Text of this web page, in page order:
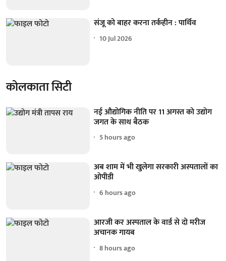
संजू को बाहर करना तर्कहीन : पार्थिव
10 Jul 2026
कोलकाता सिटी
नई औद्योगिक नीति पर 11 अगस्त को उद्योग
जगत के साथ बैठक
5 hours ago
अब शाम में भी खुलेगा सरकारी अस्पतालों का
ओपीडी
6 hours ago
आरजी कर अस्पताल के वार्ड से दो मरीज
अचानक गायब
8 hours ago